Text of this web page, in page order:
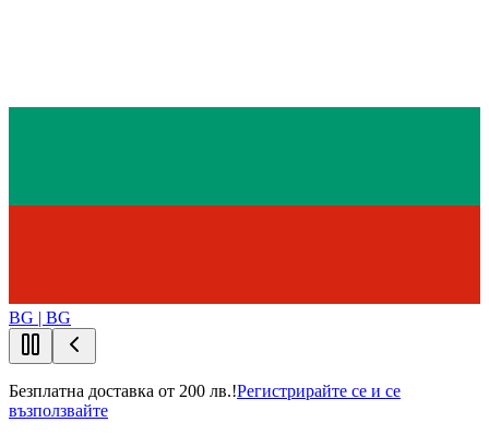
BG | BG
Безплатна доставка от 200 лв.!Регистрирайте се и се
възползвайте